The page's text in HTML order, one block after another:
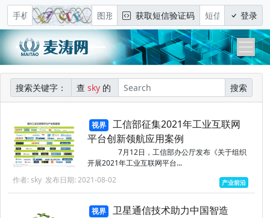
获取短信验证码 登录
搜索关键字： 查 sky 的 搜索
视界
工信部征集2021年工业互联网
平台创新领航应用案例
7月12日，工信部办公厅发布《关于组织
开展2021年工业互联网平台...
作者: sky 发布日期: 2021-08-02 产业前沿
视界 卫星通信技术助力中国智造